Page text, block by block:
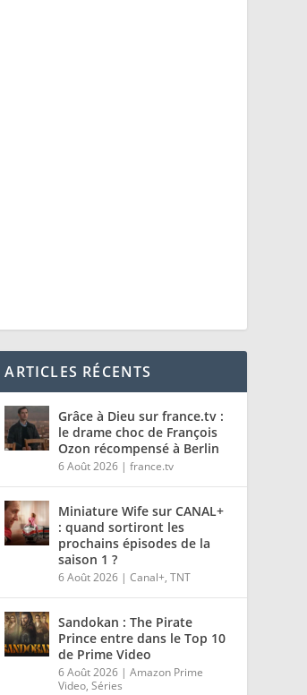
ARTICLES RÉCENTS
Grâce à Dieu sur france.tv :
le drame choc de François
Ozon récompensé à Berlin
6 Août 2026 |france.tv
Miniature Wife sur CANAL+
: quand sortiront les
prochains épisodes de la
saison 1 ?
6 Août 2026 |Canal+,TNT
Sandokan : The Pirate
Prince entre dans le Top 10
de Prime Video
6 Août 2026 |Amazon Prime
Video,Séries